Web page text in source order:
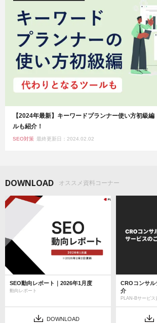
【2024年最新】キーワードプランナー使い方初級
ルも紹介！
SEO対策 最終更新日：2024.02.02
DOWNLOAD オススメ資料コーナー
SEO動向レポート｜2026年1月度
動向レポート
DOWNLOAD
CROコンサル
介
PLAN-Bサービス